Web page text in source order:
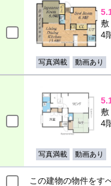
敷
4
写真満載 動画あり
敷
4
写真満載 動画あり
この建物の物件をす